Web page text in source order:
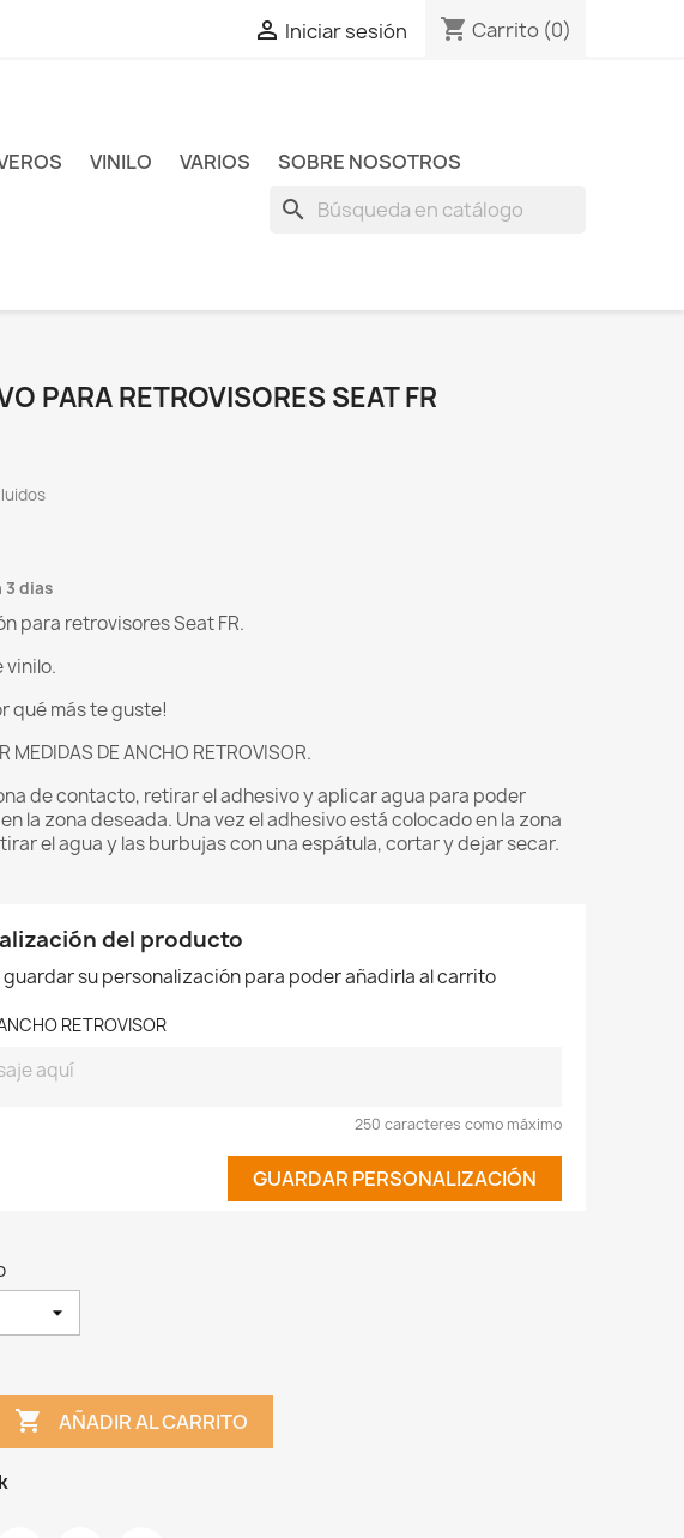
 Iniciar sesión shopping_cart Carrito (0)
VINILO VARIOS SOBRE NOSOTROS
search
PARA RETROVISORES SEAT FR
3 dias
para retrovisores Seat FR.
vinilo.
qué más te guste!
MEDIDAS DE ANCHO RETROVISOR.
de contacto, retirar el adhesivo y aplicar agua para poder
la zona deseada. Una vez el adhesivo está colocado en la zona
el agua y las burbujas con una espátula, cortar y dejar secar.
del producto
guardar su personalización para poder añadirla al carrito
RETROVISOR
250 caracteres como máximo
GUARDAR PERSONALIZACIÓN
 AÑADIR AL CARRITO